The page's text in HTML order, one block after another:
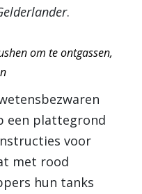
.
om te ontgassen,
een plattegrond
voor
met rood
hun tanks